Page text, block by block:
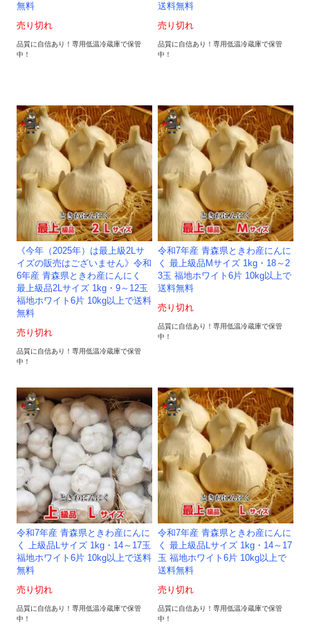
無料
売り切れ
品質に自信あり！専用低温冷蔵庫で保管
中！
送料無料
売り切れ
品質に自信あり！専用低温冷蔵庫で保管
中！
《今年（2025年）は最上級2Lサ
イズの販売はございません》令和
6年産 青森県ときわ産にんにく
最上級品2Lサイズ 1kg・9～12玉
福地ホワイト6片 10kg以上で送料
無料
売り切れ
品質に自信あり！専用低温冷蔵庫で保管
中！
令和7年産 青森県ときわ産にんに
く 最上級品Mサイズ 1kg・18～2
3玉 福地ホワイト6片 10kg以上で
送料無料
売り切れ
品質に自信あり！専用低温冷蔵庫で保管
中！
令和7年産 青森県ときわ産にんに
く 上級品Lサイズ 1kg・14～17玉
福地ホワイト6片 10kg以上で送料
無料
売り切れ
品質に自信あり！専用低温冷蔵庫で保管
中！
令和7年産 青森県ときわ産にんに
く 最上級品Lサイズ 1kg・14～17
玉 福地ホワイト6片 10kg以上で
送料無料
売り切れ
品質に自信あり！専用低温冷蔵庫で保管
中！